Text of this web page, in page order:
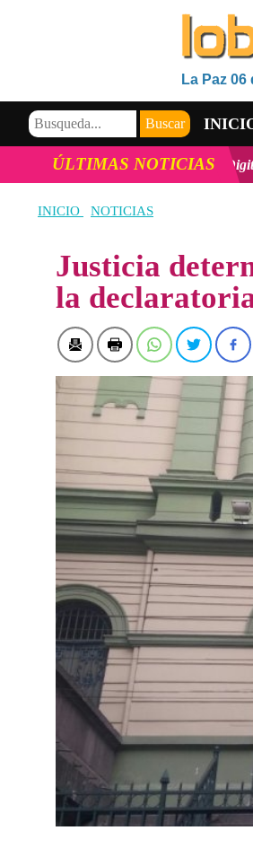
La Paz
VIDEOS
ÚLTIMAS NOTICIAS
y la inclusión Digital en Bolivia ver
INICIO NOTICIAS
Justicia
la